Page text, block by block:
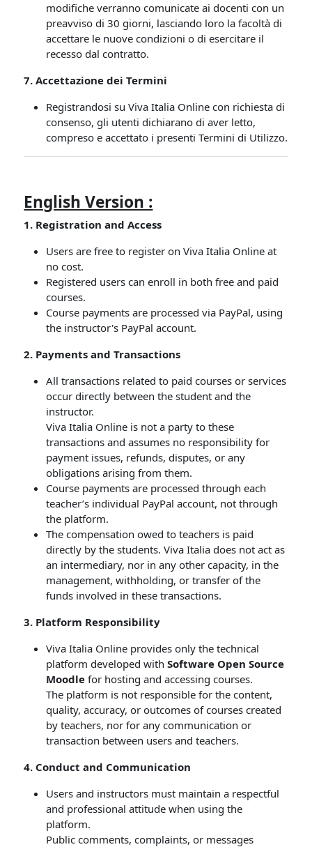
modifiche verranno comunicate ai docenti con un
preavviso di 30 giorni, lasciando loro la facoltà di
accettare le nuove condizioni o di esercitare il
recesso dal contratto.
7. Accettazione dei Termini
Registrandosi su Viva Italia Online con richiesta di
consenso, gli utenti dichiarano di aver letto,
compreso e accettato i presenti Termini di Utilizzo.
English Version :
1. Registration and Access
Users are free to register on Viva Italia Online at
no cost.
Registered users can enroll in both free and paid
courses.
Course payments are processed via PayPal, using
the instructor's PayPal account.
2. Payments and Transactions
All transactions related to paid courses or services
occur directly between the student and the
instructor.
Viva Italia Online is not a party to these
transactions and assumes no responsibility for
payment issues, refunds, disputes, or any
obligations arising from them.
Course payments are processed through each
teacher’s individual PayPal account, not through
the platform.
The compensation owed to teachers is paid
directly by the students. Viva Italia does not act as
an intermediary, nor in any other capacity, in the
management, withholding, or transfer of the
funds involved in these transactions.
3. Platform Responsibility
Viva Italia Online provides only the technical
platform developed withSoftware Open Source
Moodlefor hosting and accessing courses.
The platform is not responsible for the content,
quality, accuracy, or outcomes of courses created
by teachers, nor for any communication or
transaction between users and teachers.
4. Conduct and Communication
Users and instructors must maintain a respectful
and professional attitude when using the
platform.
Public comments, complaints, or messages